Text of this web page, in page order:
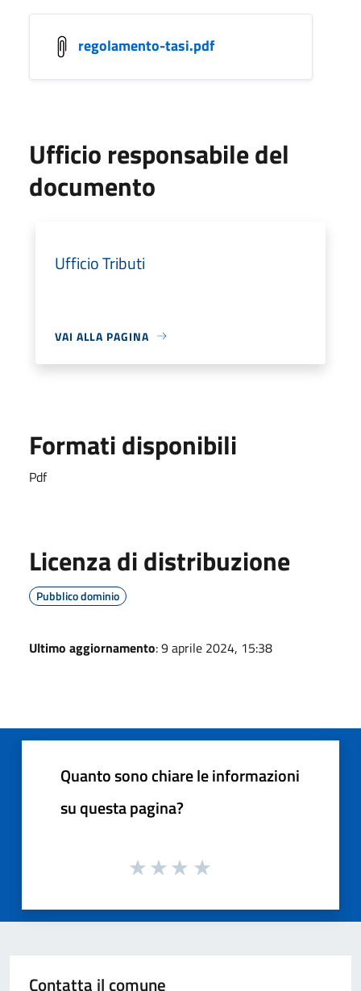
regolamento-tasi.pdf
Ufficio responsabile del
documento
Ufficio Tributi
VAI ALLA PAGINA
Formati disponibili
Pdf
Licenza di distribuzione
Pubblico dominio
Ultimo aggiornamento: 9 aprile 2024, 15:38
Quanto sono chiare le informazioni
su questa pagina?
Contatta il comune